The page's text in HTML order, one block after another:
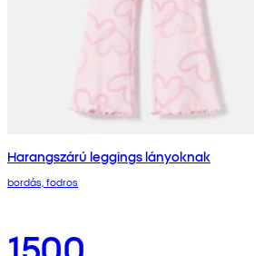
Harangszárú leggings lányoknak
bordás, fodros
1500